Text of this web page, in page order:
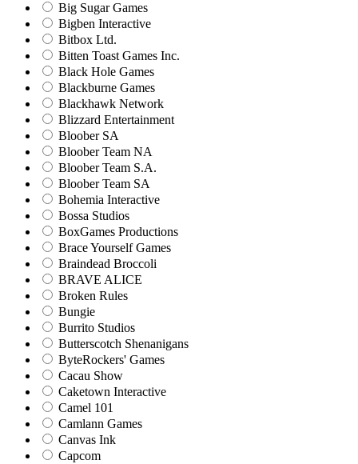
Big Sugar Games
Bigben Interactive
Bitbox Ltd.
Bitten Toast Games Inc.
Black Hole Games
Blackburne Games
Blackhawk Network
Blizzard Entertainment
Bloober SA
Bloober Team NA
Bloober Team S.A.
Bloober Team SA
Bohemia Interactive
Bossa Studios
BoxGames Productions
Brace Yourself Games
Braindead Broccoli
BRAVE ALICE
Broken Rules
Bungie
Burrito Studios
Butterscotch Shenanigans
ByteRockers' Games
Cacau Show
Caketown Interactive
Camel 101
Camlann Games
Canvas Ink
Capcom